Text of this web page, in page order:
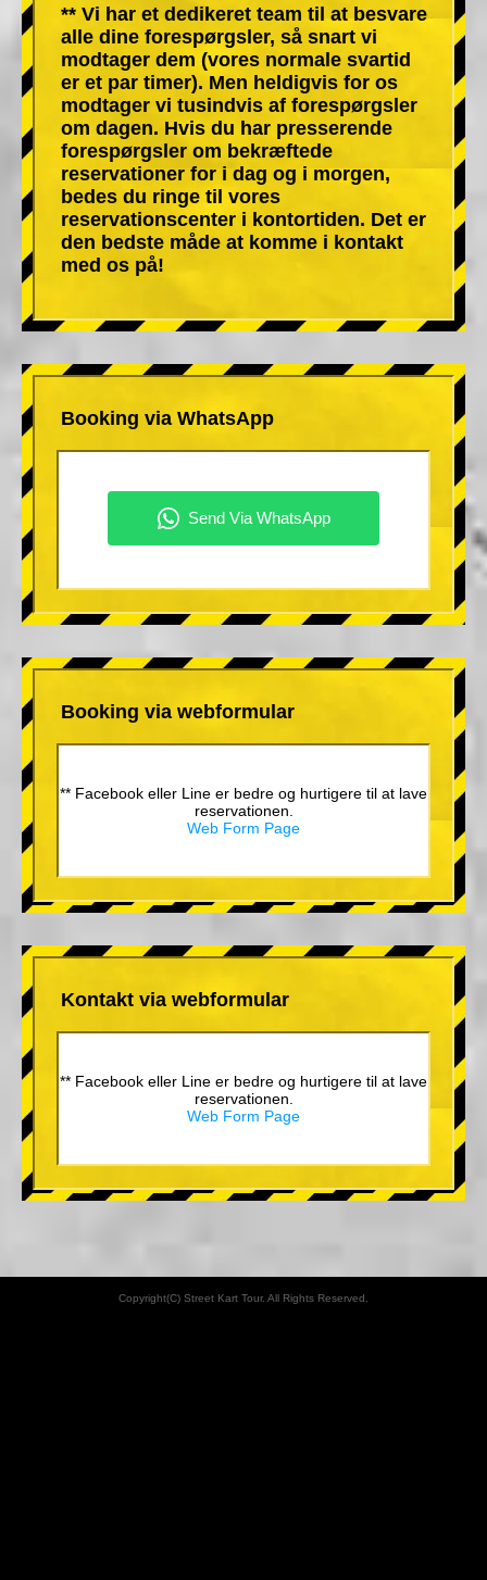
** Vi har et dedikeret team til at besvare
alle dine forespørgsler, så snart vi
modtager dem (vores normale svartid
er et par timer). Men heldigvis for os
modtager vi tusindvis af forespørgsler
om dagen. Hvis du har presserende
forespørgsler om bekræftede
reservationer for i dag og i morgen,
bedes du ringe til vores
reservationscenter i kontortiden. Det er
den bedste måde at komme i kontakt
med os på!
Booking via WhatsApp
Booking via webformular
** Facebook eller Line er bedre og hurtigere til at lave
reservationen.
Web Form Page
Kontakt via webformular
** Facebook eller Line er bedre og hurtigere til at lave
reservationen.
Web Form Page
Copyright(C) Street Kart Tour. All Rights Reserved.